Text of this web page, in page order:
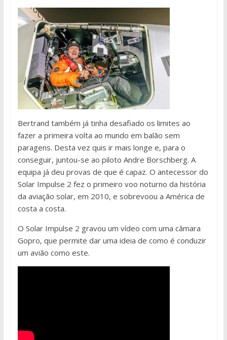
Bertrand também já tinha desafiado os limites ao
fazer a primeira volta ao mundo em balão sem
paragens. Desta vez quis ir mais longe e, para o
conseguir, juntou-se ao piloto Andre Borschberg. A
equipa já deu provas de que é capaz. O antecessor do
Solar Impulse 2 fez o primeiro voo noturno da história
da aviação solar, em 2010, e sobrevoou a América de
costa a costa.
O Solar Impulse 2 gravou um vídeo com uma câmara
Gopro, que permite dar uma ideia de como é conduzir
um avião como este.